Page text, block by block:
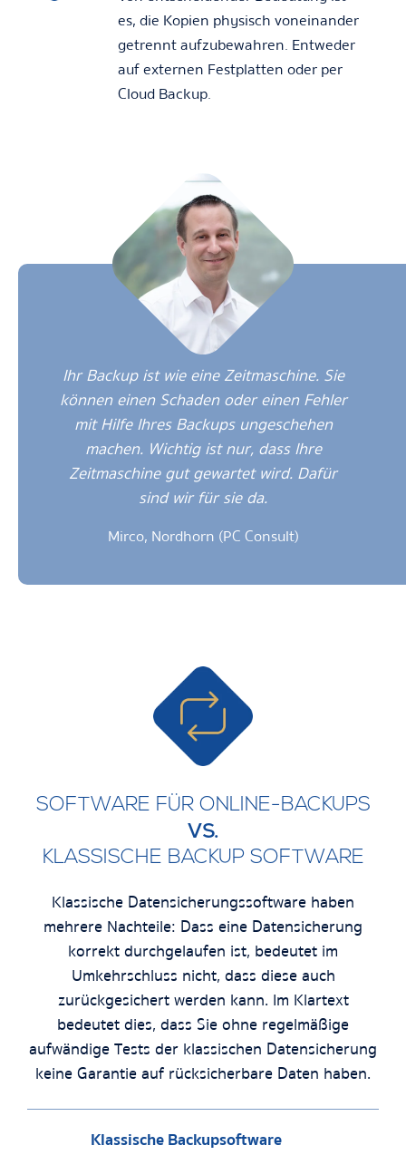
es, die Kopien physisch voneinander
getrennt aufzubewahren. Entweder
auf externen Festplatten oder per
Cloud Backup.
Ihr Backup ist wie eine Zeitmaschine. Sie
können einen Schaden oder einen Fehler
mit Hilfe Ihres Backups ungeschehen
machen. Wichtig ist nur, dass Ihre
Zeitmaschine gut gewartet wird. Dafür
sind wir für sie da.
Mirco, Nordhorn (PC Consult)
SOFTWARE FÜR ONLINE-BACKUPS
VS.
KLASSISCHE BACKUP SOFTWARE
Klassische Datensicherungssoftware haben
mehrere Nachteile: Dass eine Datensicherung
korrekt durchgelaufen ist, bedeutet im
Umkehrschluss nicht, dass diese auch
zurückgesichert werden kann. Im Klartext
bedeutet dies, dass Sie ohne regelmäßige
aufwändige Tests der klassischen Datensicherung
keine Garantie auf rücksicherbare Daten haben.
Klassische Backupsoftware